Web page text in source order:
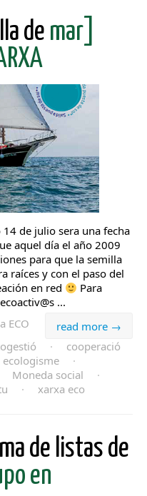
de mar]
de julio sera una fecha
aquel día el año 2009
para que la semilla
raíces y con el paso del
en red
Para
...
read more →
ECO
·
cooperació
ecologisme
·
Moneda social
·
· xarxa eco
de listas de
en